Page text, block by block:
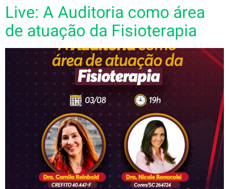
Live: A Auditoria como área
de atuação da Fisioterapia